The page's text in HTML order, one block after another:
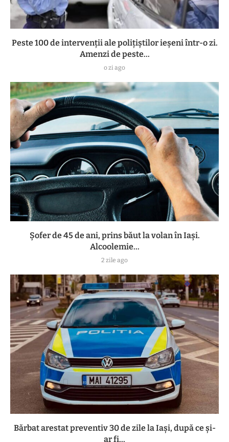
Peste 100 de intervenții ale polițiștilor ieșeni într-o zi.
Amenzi de peste...
o zi ago
Șofer de 45 de ani, prins băut la volan în Iași.
Alcoolemie...
2 zile ago
Bărbat arestat preventiv 30 de zile la Iași, după ce și-
ar fi...